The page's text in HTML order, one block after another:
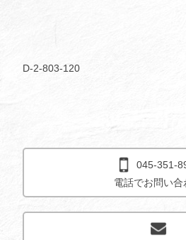
D-2-803-120
045-351-
電話でお問い合